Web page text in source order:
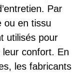
Par
ou en tissu
utilisés pour
leur confort. En
les fabricants